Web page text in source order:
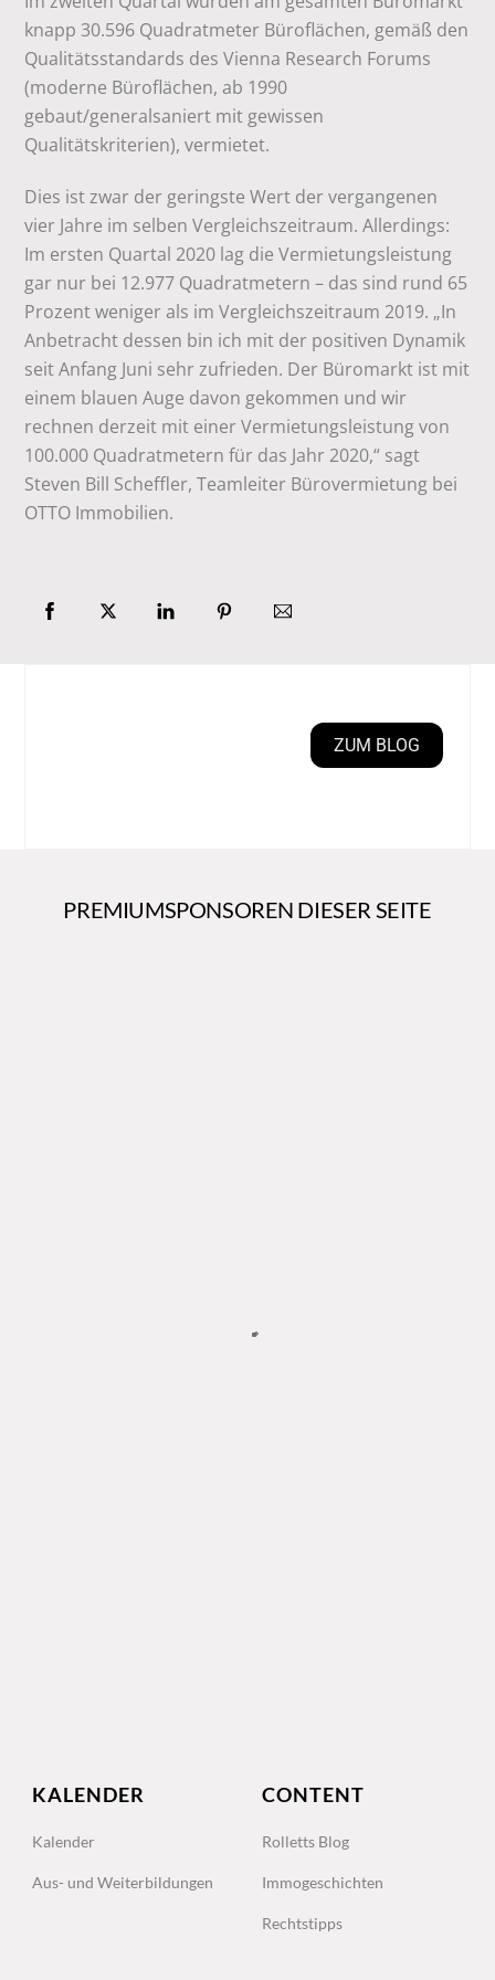
knapp 30.596 Quadratmeter Büroflächen, gemäß den
Qualitätsstandards des Vienna Research Forums
(moderne Büroflächen, ab 1990
gebaut/generalsaniert mit gewissen
Qualitätskriterien), vermietet.
Dies ist zwar der geringste Wert der vergangenen
vier Jahre im selben Vergleichszeitraum. Allerdings:
Im ersten Quartal 2020 lag die Vermietungsleistung
gar nur bei 12.977 Quadratmetern – das sind rund 65
Prozent weniger als im Vergleichszeitraum 2019. „In
Anbetracht dessen bin ich mit der positiven Dynamik
seit Anfang Juni sehr zufrieden. Der Büromarkt ist mit
einem blauen Auge davon gekommen und wir
rechnen derzeit mit einer Vermietungsleistung von
100.000 Quadratmetern für das Jahr 2020,“ sagt
Steven Bill Scheffler, Teamleiter Bürovermietung bei
OTTO Immobilien.
ZUM BLOG
PREMIUMSPONSOREN DIESER SEITE
KALENDER
Kalender
Aus- und Weiterbildungen
CONTENT
Rolletts Blog
Immogeschichten
Rechtstipps